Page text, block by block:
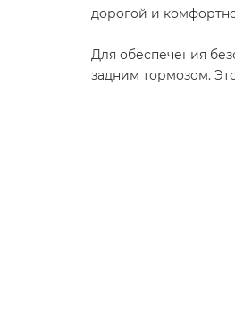
дорогой и
Для обеспечения
задним тормозом.